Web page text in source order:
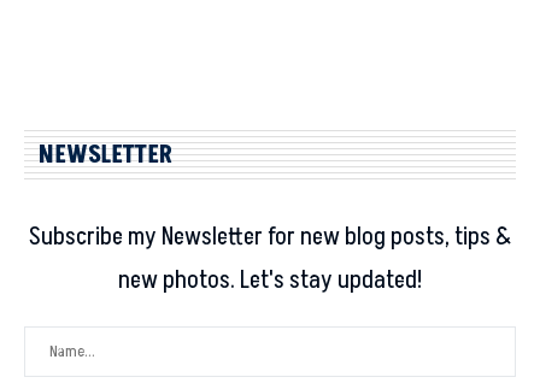
NEWSLETTER
Subscribe my Newsletter for new blog posts, tips &
new photos. Let's stay updated!